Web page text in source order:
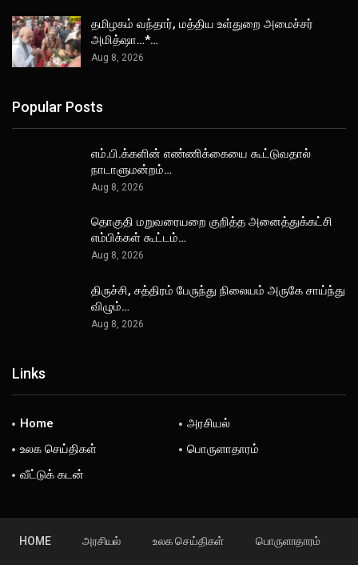
தமிழகம் வந்தார், மத்திய உள்துறை அமைச்சர்
அமித்ஷா…*…
Aug 8, 2026
Popular Posts
எம்.பி.க்களின் எண்ணிக்கையை கூட்டுவதால்
நாடாளுமன்றம்…
Aug 8, 2026
தொகுதி மறுவரையறை குறித்த அனைத்துக்கட்சி
எம்பிக்கள் கூட்டம்…
Aug 8, 2026
திருச்சி, சத்திரம் பேருந்து நிலையம் அருகே சாய்ந்து
விழும்…
Aug 8, 2026
Links
Home
அரசியல்
உலக செய்திகள்
பொருளாதாரம்
வீட்டுக் கடன்
HOME அரசியல் உலக செய்திகள் பொருளாதாரம்